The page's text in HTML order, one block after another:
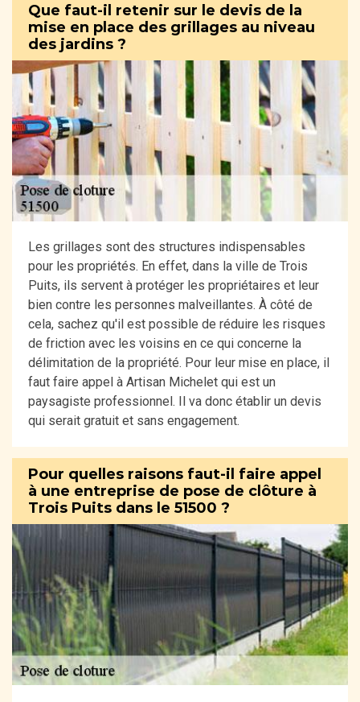
Que faut-il retenir sur le devis de la
mise en place des grillages au niveau
des jardins ?
Les grillages sont des structures indispensables
pour les propriétés. En effet, dans la ville de Trois
Puits, ils servent à protéger les propriétaires et leur
bien contre les personnes malveillantes. À côté de
cela, sachez qu'il est possible de réduire les risques
de friction avec les voisins en ce qui concerne la
délimitation de la propriété. Pour leur mise en place, il
faut faire appel à Artisan Michelet qui est un
paysagiste professionnel. Il va donc établir un devis
qui serait gratuit et sans engagement.
Pour quelles raisons faut-il faire appel
à une entreprise de pose de clôture à
Trois Puits dans le 51500 ?